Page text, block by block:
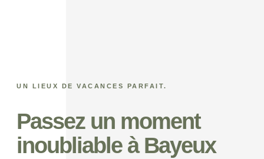
UN LIEUX DE VACANCES PARFAIT.
Passez un moment
inoubliable à Bayeux